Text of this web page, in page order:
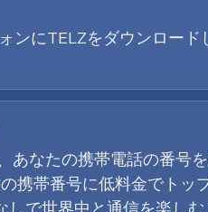
にTELZをダウンロー
なたの携帯電話の番号
帯番号に低料金でトッ